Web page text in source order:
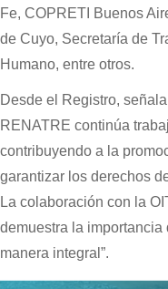
Fe, COPRETI Buenos
de Cuyo, Secretaría de
Humano, entre otros.
Desde el Registro,
RENATRE continúa
contribuyendo a la
garantizar los derechos
La colaboración con la
demuestra la
manera integral”.